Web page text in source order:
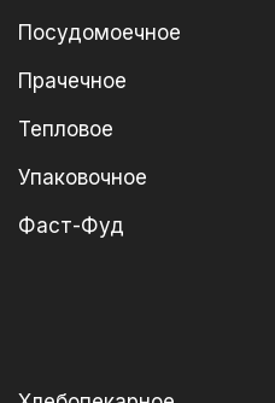
Посудомоечное
Прачечное
Тепловое
Упаковочное
Фаст-Фуд